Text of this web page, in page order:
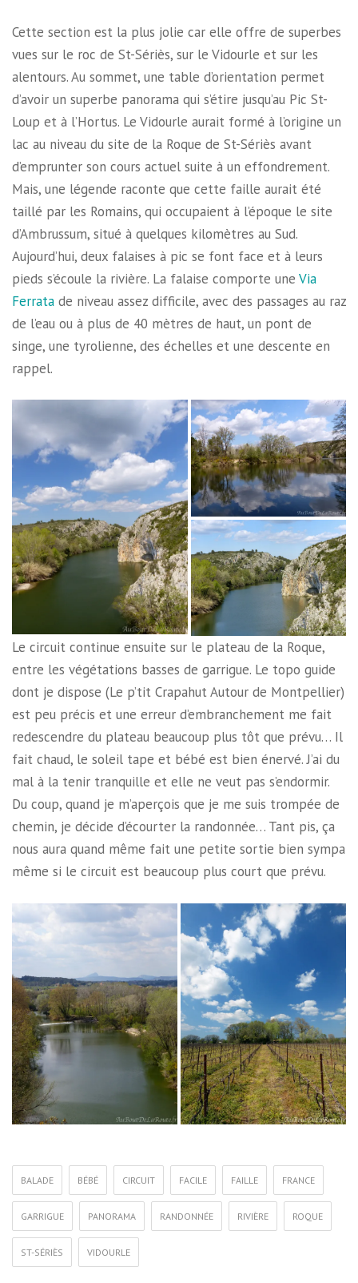
Cette section est la plus jolie car elle offre de superbes
vues sur le roc de St-Sériès, sur le Vidourle et sur les
alentours. Au sommet, une table d’orientation permet
d’avoir un superbe panorama qui s’étire jusqu’au Pic St-
Loup et à l’Hortus. Le Vidourle aurait formé à l’origine un
lac au niveau du site de la Roque de St-Sériès avant
d’emprunter son cours actuel suite à un effondrement.
Mais, une légende raconte que cette faille aurait été
taillé par les Romains, qui occupaient à l’époque le site
d’Ambrussum, situé à quelques kilomètres au Sud.
Aujourd’hui, deux falaises à pic se font face et à leurs
pieds s’écoule la rivière. La falaise comporte une Via
Ferrata de niveau assez difficile, avec des passages au raz
de l’eau ou à plus de 40 mètres de haut, un pont de
singe, une tyrolienne, des échelles et une descente en
rappel.
Le circuit continue ensuite sur le plateau de la Roque,
entre les végétations basses de garrigue. Le topo guide
dont je dispose (Le p’tit Crapahut Autour de Montpellier)
est peu précis et une erreur d’embranchement me fait
redescendre du plateau beaucoup plus tôt que prévu… Il
fait chaud, le soleil tape et bébé est bien énervé. J’ai du
mal à la tenir tranquille et elle ne veut pas s’endormir.
Du coup, quand je m’aperçois que je me suis trompée de
chemin, je décide d’écourter la randonnée… Tant pis, ça
nous aura quand même fait une petite sortie bien sympa
même si le circuit est beaucoup plus court que prévu.
BALADE BÉBÉ CIRCUIT FACILE FAILLE FRANCE
GARRIGUE PANORAMA RANDONNÉE RIVIÈRE ROQUE
ST-SÉRIÈS VIDOURLE